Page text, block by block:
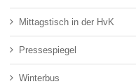
Mittagstisch in der HvK
Pressespiegel
Winterbus